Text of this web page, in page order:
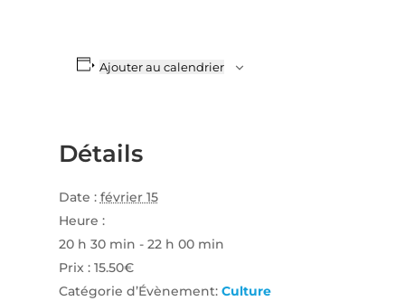
Ajouter au calendrier
Détails
Date : février 15
Heure :
20 h 30 min - 22 h 00 min
Prix : 15.50€
Catégorie d’Évènement: Culture